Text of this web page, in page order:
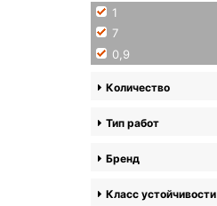
1
7
0,9
Количество
Тип работ
Бренд
Класс устойчивости